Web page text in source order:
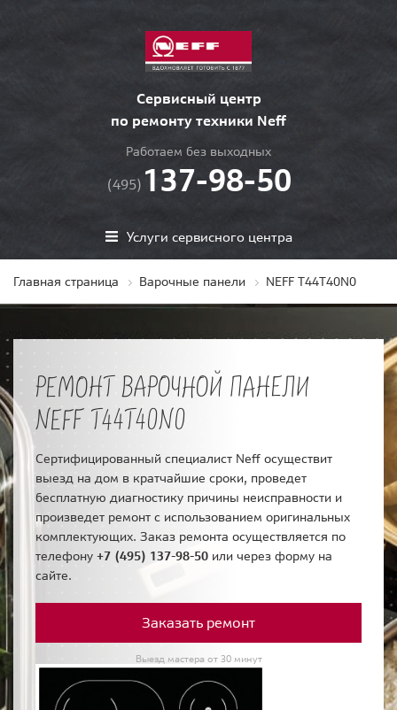
Сервисный центр
по ремонту техники Neff
Работаем без выходных
(495) 137-98-50
Услуги сервисного центра
Главная страница Варочные панели NEFF T44T40N0
РЕМОНТ ВАРОЧНОЙ ПАНЕЛИ
NEFF T44T40N0
Сертифицированный специалист Neff осуществит
выезд на дом в кратчайшие сроки, проведет
бесплатную диагностику причины неисправности и
произведет ремонт с использованием оригинальных
комплектующих. Заказ ремонта осуществляется по
телефону +7 (495) 137-98-50 или через форму на
сайте.
Заказать ремонт
Выезд мастера от 30 минут